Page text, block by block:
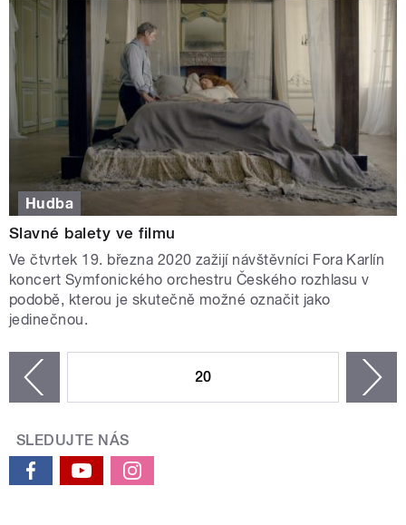
Hudba
Slavné balety ve filmu
Ve čtvrtek 19. března 2020 zažijí návštěvníci Fora Karlín
koncert Symfonického orchestru Českého rozhlasu v
podobě, kterou je skutečně možné označit jako
jedinečnou.
20
SLEDUJTE NÁS